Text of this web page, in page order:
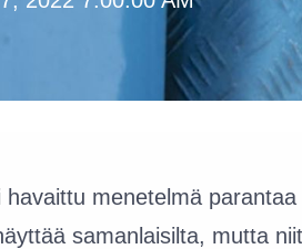
menetelmä parantaa
samanlaisilta, mutta